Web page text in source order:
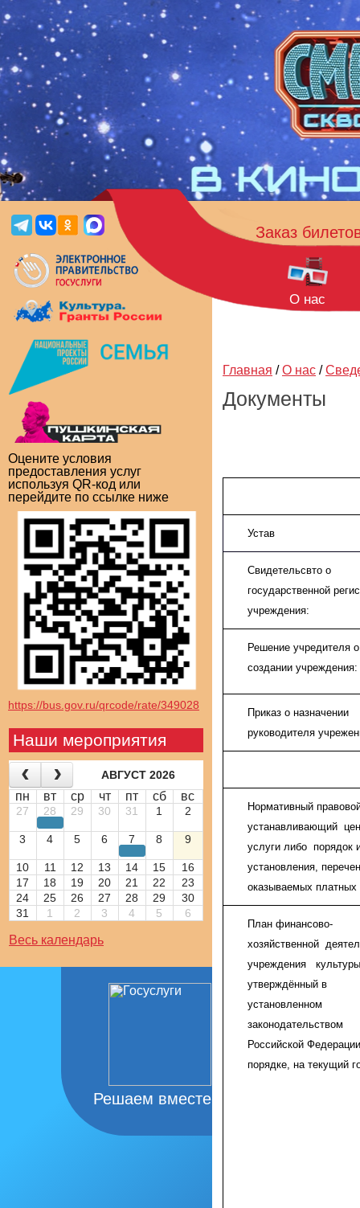
Оцените условия
предоставления услуг
используя QR-код или
перейдите по ссылке ниже
https://bus.gov.ru/qrcode/rate/349028
Наши мероприятия
АВГУСТ 2026
пн вт ср чт пт сб вс
27 28 29 30 31 1 2
3 4 5 6 7 8 9
10 11 12 13 14 15
16
17
18 19 20 21 22
23
24
25 26 27 28 29
30
31
1 2 3 4 5 6
Весь календарь
Решаем вместе
Заказ
О нас
Главная / О нас /
Документы
Устав
Свидетельсвто о
государственной
учреждения:
Решение учредителя о
создании учреждения:
Приказ о назначении
руководителя
Нормативный
устанавливающий
услуги либо порядок
установления,
оказываемых платных
План финансово-
хозяйственной
учреждения
утверждённый в
установленном
законодательством
Российской Федерации
порядке, на текущий